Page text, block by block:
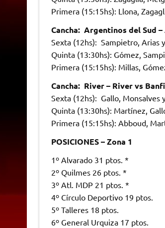
Primera (15:15hs): Llona,
Cancha: Argentinos del Sud
Sexta (12hs): Sampietro, Arias
Quinta (13:30hs): Gómez,
Primera (15:15hs): Millas,
Cancha: River – River vs
Sexta (12hs): Gallo, Monsalves
Quinta (13:30hs): Martínez,
Primera (15:15hs): Abboud,
POSICIONES – Zona 1
1º Alvarado 31 ptos. *
2º Quilmes 26 ptos. *
3º Atl. MDP 21 ptos. *
4º Círculo Deportivo 19 ptos.
5º Talleres 18 ptos.
6º General Urquiza 17 ptos.